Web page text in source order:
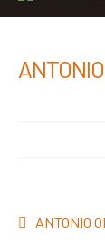
Navegación
Anterior:
ANTONIO